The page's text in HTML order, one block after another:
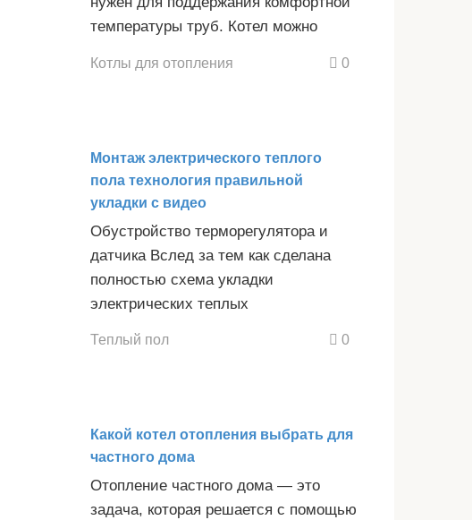
температуры труб. Котел можно
Котлы для отопления 0
Монтаж электрического теплого
пола технология правильной
укладки с видео
Обустройство терморегулятора и
датчика Вслед за тем как сделана
полностью схема укладки
электрических теплых
Теплый пол 0
Какой котел отопления выбрать для
частного дома
Отопление частного дома — это
задача, которая решается с помощью